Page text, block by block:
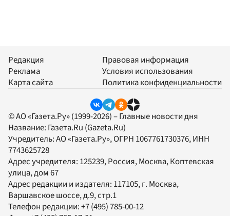
Редакция
Реклама
Карта сайта
Правовая информация
Условия использования
Политика конфиденциальности
© АО «Газета.Ру» (1999-2026) – Главные новости дня
Название: Газета.Ru (Gazeta.Ru)
Учредитель:АО «Газета.Ру», ОГРН 1067761730376, ИНН
7743625728
Адрес учредителя: 125239, Россия, Москва, Коптевская
улица, дом 67
Адрес редакции и издателя: 117105, г. Москва,
Варшавское шоссе, д.9, стр.1
Телефон редакции:+7 (495) 785-00-12